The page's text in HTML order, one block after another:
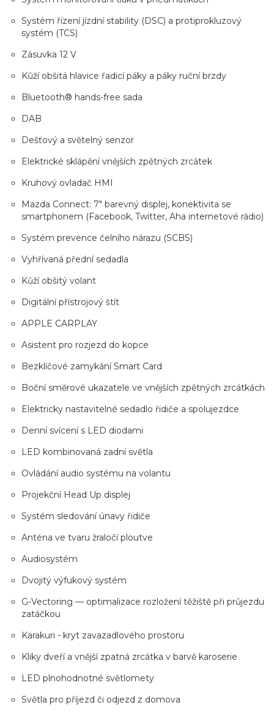
Systém řízení jízdní stability (DSC) a protiprokluzový
systém (TCS)
Zásuvka 12 V
Kůží obšitá hlavice řadicí páky a páky ruční brzdy
Bluetooth® hands-free sada
DAB
Dešťový a světelný senzor
Elektrické sklápění vnějších zpětných zrcátek
Kruhový ovladač HMI
Mazda Connect: 7" barevný displej, konektivita se
smartphonem (Facebook, Twitter, Aha internetové rádio)
Systém prevence čelního nárazu (SCBS)
Vyhřívaná přední sedadla
Kůží obšitý volant
Digitální přístrojový štít
APPLE CARPLAY
Asistent pro rozjezd do kopce
Bezklíčové zamykání Smart Card
Boční směrové ukazatele ve vnějších zpětných zrcátkách
Elektricky nastavitelné sedadlo řidiče a spolujezdce
Denní svícení s LED diodami
LED kombinovaná zadní světla
Ovládání audio systému na volantu
Projekční Head Up displej
Systém sledování únavy řidiče
Anténa ve tvaru žraločí ploutve
Audiosystém
Dvojitý výfukový systém
G-Vectoring — optimalizace rozložení těžiště při průjezdu
zatáčkou
Karakuri - kryt zavazadlového prostoru
Kliky dveří a vnější zpatná zrcátka v barvě karoserie
LED plnohodnotné světlomety
Světla pro příjezd či odjezd z domova